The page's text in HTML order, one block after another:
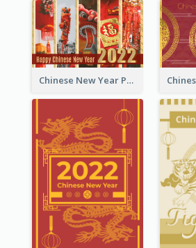
Chinese New Year Photo Greeting Card